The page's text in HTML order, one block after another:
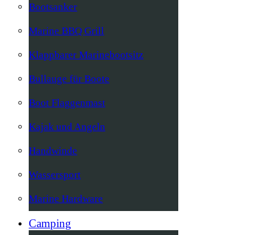
Bootsanker
Marine BBQ Grill
Klappbarer Marinebootsitz
Bullauge für Boote
Boot Flaggenmast
Kajak und Angeln
Handwinde
Wassersport
Marine Hardware
Camping